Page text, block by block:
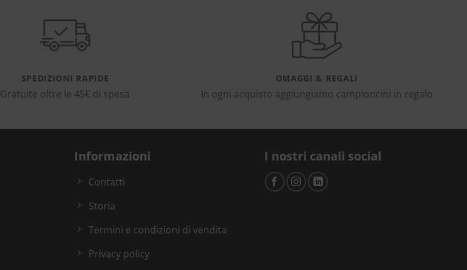
SPEDIZIONI RAPIDE
Gratuite oltre le 45€ di spesa
OMAGGI & REGALI
In ogni acquisto aggiungiamo campioncini in regalo
Informazioni
Contatti
Storia
Termini e condizioni di vendita
Privacy policy
I nostri canali social